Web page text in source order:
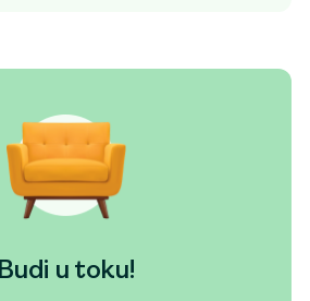
Budi u toku!